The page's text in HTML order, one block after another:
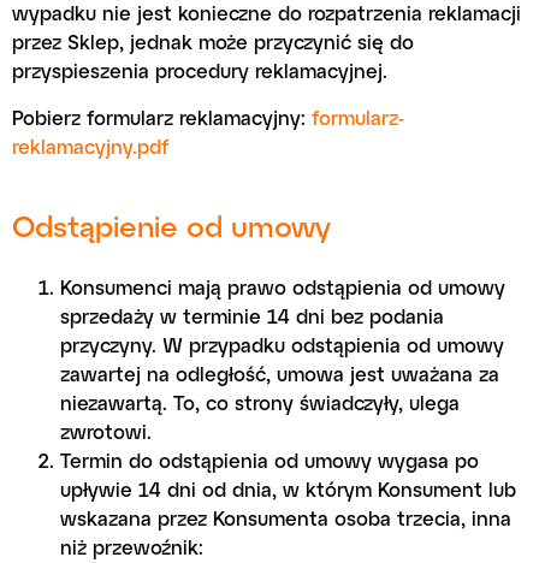
wypadku nie jest konieczne do rozpatrzenia reklamacji
przez Sklep, jednak może przyczynić się do
przyspieszenia procedury reklamacyjnej.
Pobierz formularz reklamacyjny: formularz-
reklamacyjny.pdf
Odstąpienie od umowy
Konsumenci mają prawo odstąpienia od umowy
sprzedaży w terminie 14 dni bez podania
przyczyny. W przypadku odstąpienia od umowy
zawartej na odległość, umowa jest uważana za
niezawartą. To, co strony świadczyły, ulega
zwrotowi.
Termin do odstąpienia od umowy wygasa po
upływie 14 dni od dnia, w którym Konsument lub
wskazana przez Konsumenta osoba trzecia, inna
niż przewoźnik: